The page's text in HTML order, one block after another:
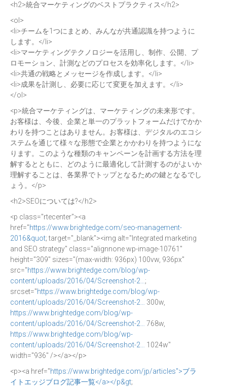
<h2>統合マーケティングのベストプラクティス</h2>
<ol>
<li>チームを1つにまとめ、みんなが共通認識を持つように
します。</li>
<li>マーケティングテクノロジーを活用し、制作、公開、プ
ロモーション、計測などのプロセスを効率化します。</li>
<li>共通の戦略とメッセージを作成します。</li>
<li>成果を計測し、必要に応じて変更を加えます。</li>
</ol>
<p>統合マーケティングは、マーケティングの未来形です。
お客様は、今後、企業と単一のプラットフォームだけでかか
わりを持つことはありません。お客様は、デジタルのエコシ
ステムを通じて様々な形態で企業とかかわりを持つようにな
ります。このような種類のキャンペーンを計画する方法を理
解するとともに、どのように最適化して計測するのがよいか
理解することは、各業界でトップとなるための鍵となるでし
ょう。</p>
<h2>SEOについては?</h2>
<p class="rtecenter"><a
href="https://www.brightedge.com/seo-management-
2016&quot; target="_blank"><img alt="Integrated marketing
and SEO strategy" class="alignnone wp-image-10761"
height="309" sizes="(max-width: 936px) 100vw, 936px"
src="https://www.brightedge.com/blog/wp-
content/uploads/2016/04/Screenshot-2… ;
srcset="https://www.brightedge.com/blog/wp-
content/uploads/2016/04/Screenshot-2…
300w,
https://www.brightedge.com/blog/wp-
content/uploads/2016/04/Screenshot-2…
768w,
https://www.brightedge.com/blog/wp-
content/uploads/2016/04/Screenshot-2…
1024w"
width="936" /></a></p>
<p><a href="https://www.brightedge.com/jp/articles">ブラ
イトエッジブログ記事一覧</a></p&gt;